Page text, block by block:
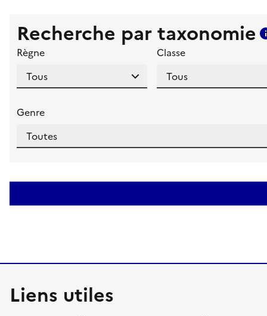
Recherche par taxonomie
Règne Classe
Genre
Liens utiles